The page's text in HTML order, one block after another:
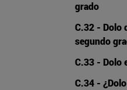
grado
C.32 - Dolo
segundo
C.33 - Dolo
C.34 -